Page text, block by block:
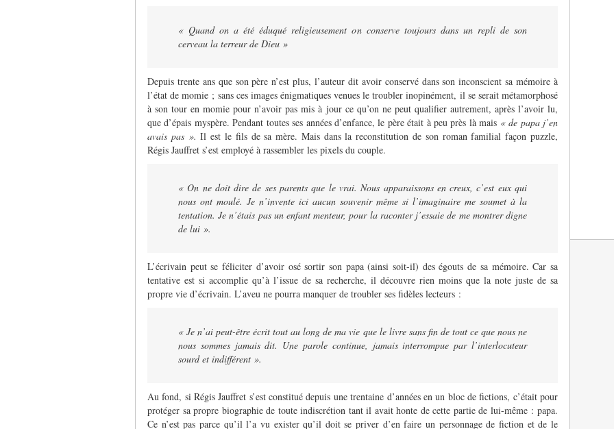
« Quand on a été éduqué religieusement on conserve toujours dans un repli de son
cerveau la terreur de Dieu »
Depuis trente ans que son père n’est plus, l’auteur dit avoir conservé dans son inconscient sa mémoire à
l’état de momie ; sans ces images énigmatiques venues le troubler inopinément, il se serait métamorphosé
à son tour en momie pour n’avoir pas mis à jour ce qu’on ne peut qualifier autrement, après l’avoir lu,
que d’épais myspère. Pendant toutes ses années d’enfance, le père était à peu près là mais « de papa j’en
avais pas ». Il est le fils de sa mère. Mais dans la reconstitution de son roman familial façon puzzle,
Régis Jauffret s’est employé à rassembler les pixels du couple.
« On ne doit dire de ses parents que le vrai. Nous apparaissons en creux, c’est eux qui
nous ont moulé. Je n’invente ici aucun souvenir même si l’imaginaire me soumet à la
tentation. Je n’étais pas un enfant menteur, pour la raconter j’essaie de me montrer digne
de lui ».
L’écrivain peut se féliciter d’avoir osé sortir son papa (ainsi soit-il) des égouts de sa mémoire. Car sa
tentative est si accomplie qu’à l’issue de sa recherche, il découvre rien moins que la note juste de sa
propre vie d’écrivain. L’aveu ne pourra manquer de troubler ses fidèles lecteurs :
« Je n’ai peut-être écrit tout au long de ma vie que le livre sans fin de tout ce que nous ne
nous sommes jamais dit. Une parole continue, jamais interrompue par l’interlocuteur
sourd et indifférent ».
Au fond, si Régis Jauffret s’est constitué depuis une trentaine d’années en un bloc de fictions, c’était pour
protéger sa propre biographie de toute indiscrétion tant il avait honte de cette partie de lui-même : papa.
Ce n’est pas parce qu’il l’a vu exister qu’il doit se priver d’en faire un personnage de fiction et de le